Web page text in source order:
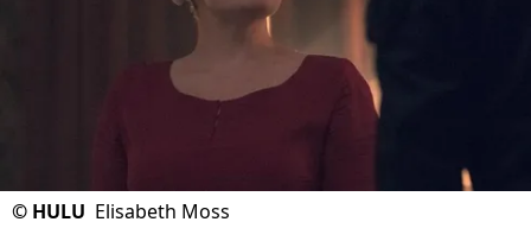
© HULU Elisabeth Moss